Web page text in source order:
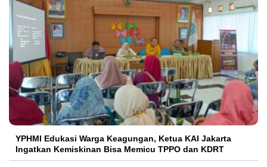
YPHMI Edukasi Warga Keagungan, Ketua KAI Jakarta
Ingatkan Kemiskinan Bisa Memicu TPPO dan KDRT